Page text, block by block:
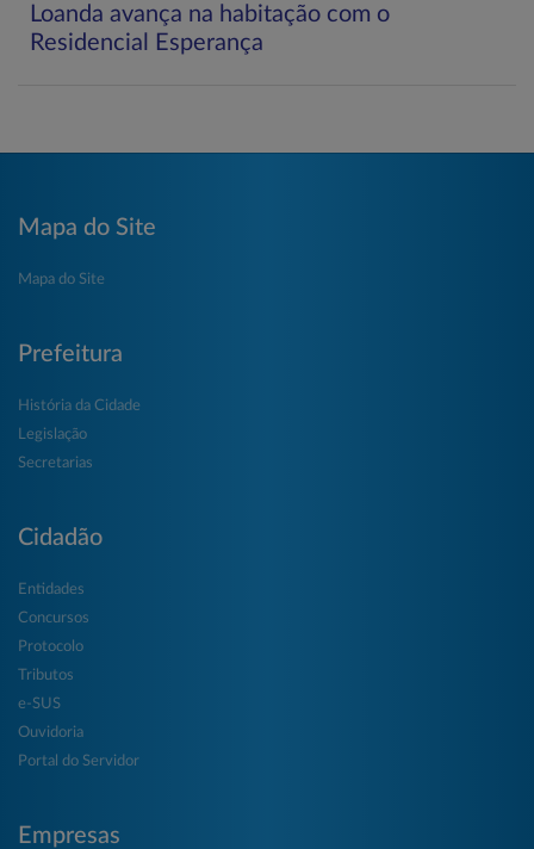
Loanda avança na habitação com o
Residencial Esperança
Mapa do Site
Mapa do Site
Prefeitura
História da Cidade
Legislação
Secretarias
Cidadão
Entidades
Concursos
Protocolo
Tributos
e-SUS
Ouvidoria
Portal do Servidor
Empresas